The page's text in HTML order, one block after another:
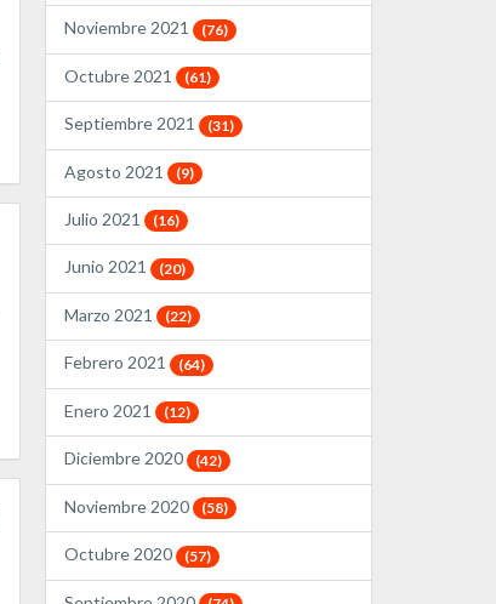
Noviembre 2021 (76)
Octubre 2021 (61)
Septiembre 2021 (31)
Agosto 2021 (9)
Julio 2021 (16)
Junio 2021 (20)
Marzo 2021 (22)
Febrero 2021 (64)
Enero 2021 (12)
Diciembre 2020 (42)
Noviembre 2020 (58)
Octubre 2020 (57)